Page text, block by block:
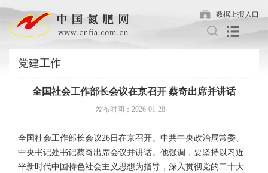
数据上报入口
党建工作
全国社会工作部长会议在京召开 蔡奇出席并讲话
发布时间：2026-01-28
全国社会工作部长会议26日在京召开。中共中央政治局常委、
中央书记处书记蔡奇出席会议并讲话。他强调，要坚持以习近
平新时代中国特色社会主义思想为指导，深入贯彻党的二十大